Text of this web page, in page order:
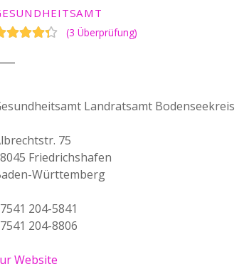
(3 Überprüfung)
Landratsamt Bodenseekreis
75
Friedrichshafen
Württemberg
204-5841
204-8806
Website